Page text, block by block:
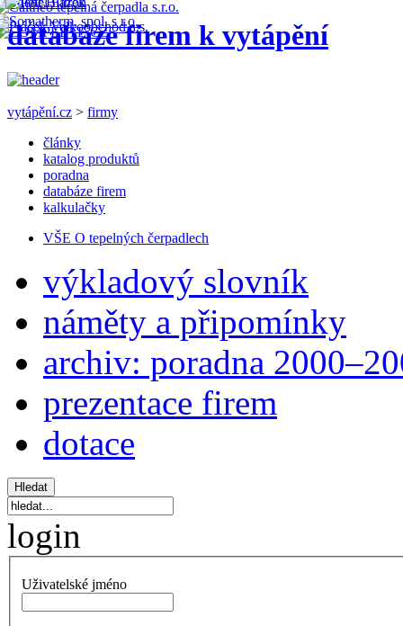
databáze firem k vytápění
vytápění.cz > firmy
články
katalog produktů
poradna
databáze firem
kalkulačky
VŠE O tepelných čerpadlech
výkladový slovník
náměty a připomínky
archiv: poradna
prezentace firem
dotace
login
Uživatelské jméno